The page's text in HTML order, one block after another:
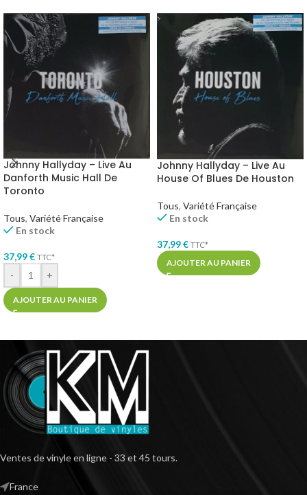
Johnny Hallyday – Live Au
Danforth Music Hall De
Toronto
Tous, Variété Française
En stock
37,99€ TTC*
- +
AJOUTER AU PANIER
Johnny Hallyday – Live Au
House Of Blues De Houston
Tous, Variété Française
En stock
37,99€ TTC*
AJOUTER AU PANIER
Ventes de vinyle en ligne - 33 et 45 tours.
France